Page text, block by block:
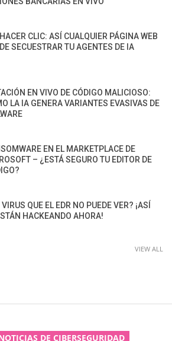
CLIC: ASÍ CUALQUIER PÁGINA WEB
SECUESTRAR TU AGENTES DE IA
EN VIVO DE CÓDIGO MALICIOSO:
LA IA GENERA VARIANTES EVASIVAS DE
EN EL MARKETPLACE DE
– ¿ESTÁ SEGURO TU EDITOR DE
QUE EL EDR NO PUEDE VER? ¡ASÍ
HACKEANDO AHORA!
VIEW ALL
DE CIBERSEGURIDAD